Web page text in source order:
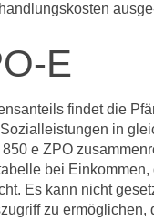
E
findet die
in
e ZPO
bei
Es kann nicht
zu